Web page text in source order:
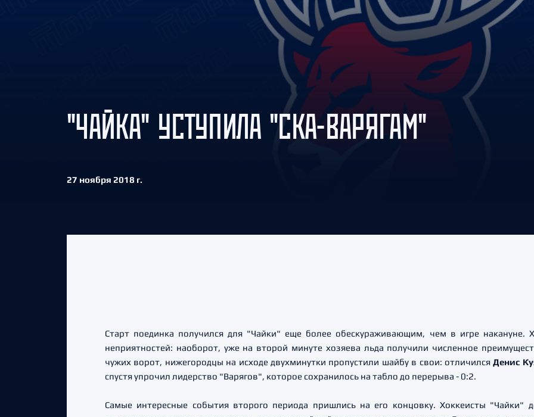
Амур
Барыс
Салават Юлаев
Сибирь
"ЧАЙКА" УСТУПИЛА "СКА-ВАРЯГАМ"
27 ноября 2018 г.
Старт поединка получился для "Чайки" еще более обескураживающим, чем в игре накануне.
неприятностей: наоборот, уже на второй минуте хозяева льда получили численное
чужих ворот, нижегородцы на исходе двухминутки пропустили шайбу в свои: отличилсяДенис
спустя упрочил лидерство "Варягов", которое сохранилось на табло до перерыва - 0:2.
Самые интересные события второго периода пришлись на его концовку. Хоккеисты "Чайки"